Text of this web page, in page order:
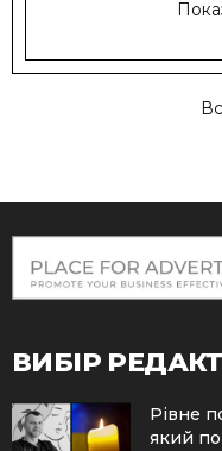
ВИБІР
Рівне
який